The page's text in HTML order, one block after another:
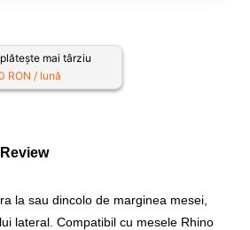
mai târziu
RON / lună
Review
la sau dincolo de marginea mesei,
lateral. Compatibil cu mesele Rhino